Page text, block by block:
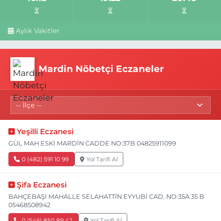
Aylık Vakitler
Mardin Nöbetçi Eczaneler
Yeşilli Eczanesi
GÜL MAH ESKİ MARDİN CADDE NO:37B 04825911099
0 (482) 591 10 99 Yol Tarifi Al
Şifa Eczanesi
BAHÇEBAŞI MAHALLE SELAHATTİN EYYUBİ CAD. NO:35A 35 B
05468508942